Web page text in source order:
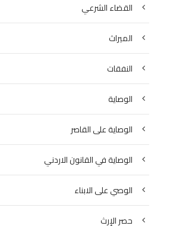
القضاء الشرعي
الميراث
النفقات
الوصاية
الوصاية على القاصر
الوصاية في القانون الاردني
الوصي على الابناء
حصر الإرث